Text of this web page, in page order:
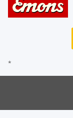
*